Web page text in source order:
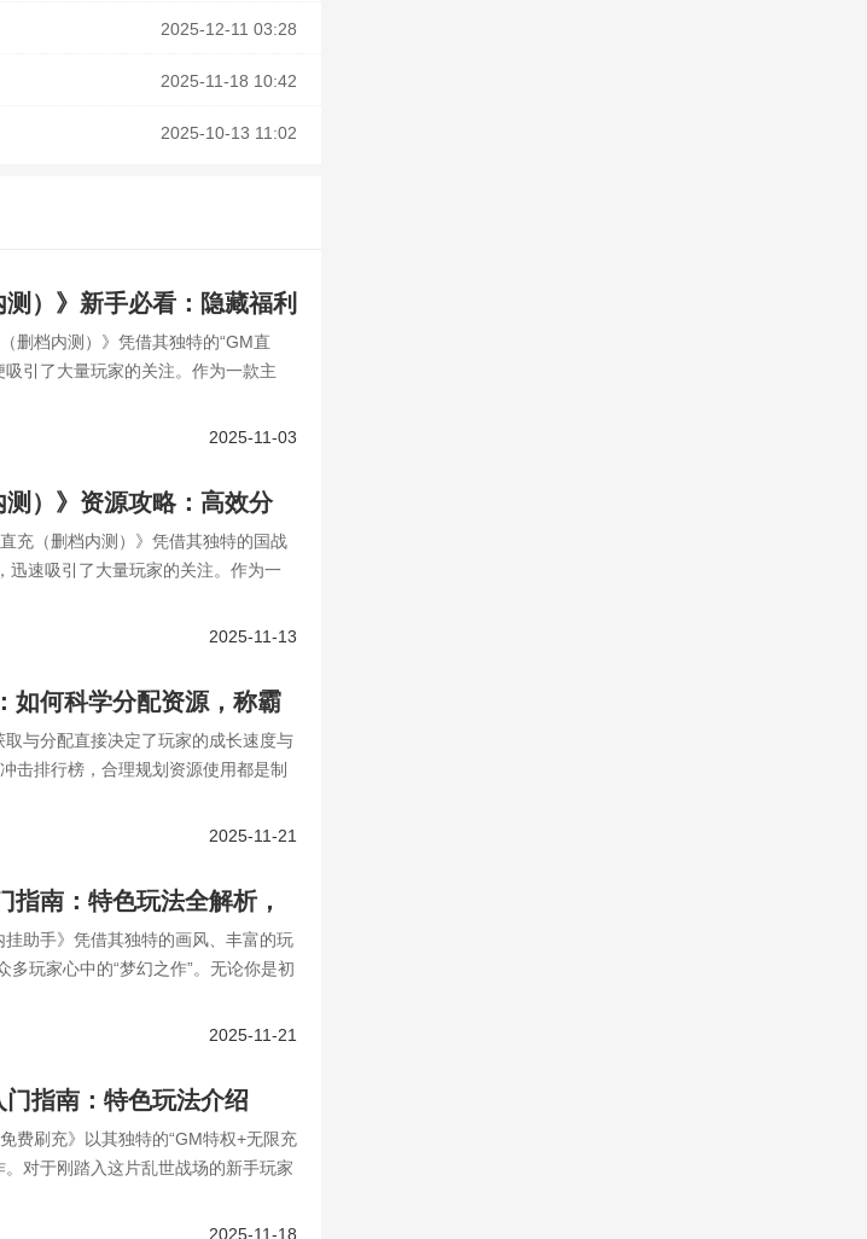
2025-12-11 03:28
2025-11-18 10:42
2025-10-13 11:02
）》新手必看：隐藏福利
删档内测）》凭借其独特的“GM直
引了大量玩家的关注。作为一款主
2025-11-03
测）》资源攻略：高效分
充（删档内测）》凭借其独特的国战
迅速吸引了大量玩家的关注。作为一
2025-11-13
如何科学分配资源，称霸
与分配直接决定了玩家的成长速度与
击排行榜，合理规划资源使用都是制
2025-11-21
指南：特色玩法全解析，
助手》凭借其独特的画风、丰富的玩
多玩家心中的“梦幻之作”。无论你是初
2025-11-21
门指南：特色玩法介绍
费刷充》以其独特的“GM特权+无限充
对于刚踏入这片乱世战场的新手玩家
2025-11-18